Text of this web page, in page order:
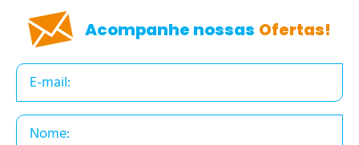
Acompanhe nossas Ofertas!